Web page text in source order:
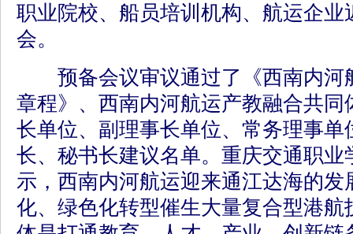
职业院校、船员培训机构、航运企业
会。
预备会议审议通过了《西南内河
章程》、西南内河航运产教融合共同
长单位、副理事长单位、常务理事单
长、秘书长建议名单。重庆交通职业
示，西南内河航运迎来通江达海的发
化、绿色化转型催生大量复合型港航